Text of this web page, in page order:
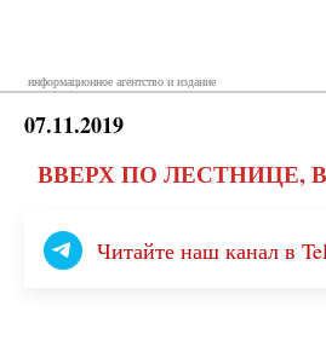
информационное агентство и издание
07.11.2019
ВВЕРХ ПО ЛЕСТНИЦЕ,
Читайте наш канал в